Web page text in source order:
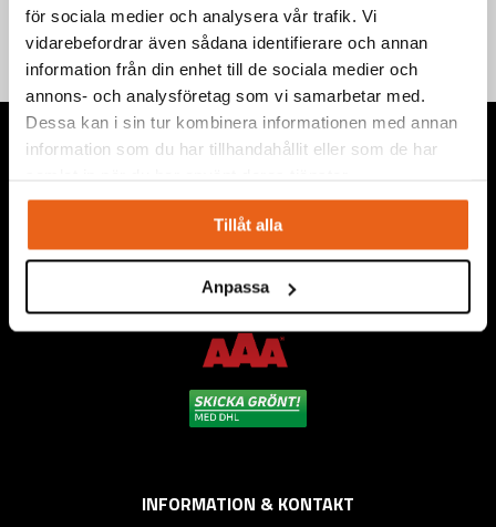
för sociala medier och analysera vår trafik. Vi
vidarebefordrar även sådana identifierare och annan
information från din enhet till de sociala medier och
annons- och analysföretag som vi samarbetar med.
Dessa kan i sin tur kombinera informationen med annan
information som du har tillhandahållit eller som de har
Tillåt alla
Anpassa
Vi levererar högkvalitativa ”produkter för proffs”, under
eget varumärke, med fokus på problemlösning inom service,
montage, bygg, anläggning, underhåll, reparation och
installation.
INFORMATION & KONTAKT